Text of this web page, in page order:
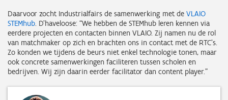
Daarvoor zocht Industrialfairs de samenwerking met de VLAIO
STEMhub . D’haveloose: “We hebben de STEMhub leren kennen via
eerdere projecten en contacten binnen VLAIO. Zij namen nu de rol
van matchmaker op zich en brachten ons in contact met de RTC’s.
Zo konden we tijdens de beurs niet enkel technologie tonen, maar
ook concrete samenwerkingen faciliteren tussen scholen en
bedrijven. Wij zijn daarin eerder facilitator dan content player.”